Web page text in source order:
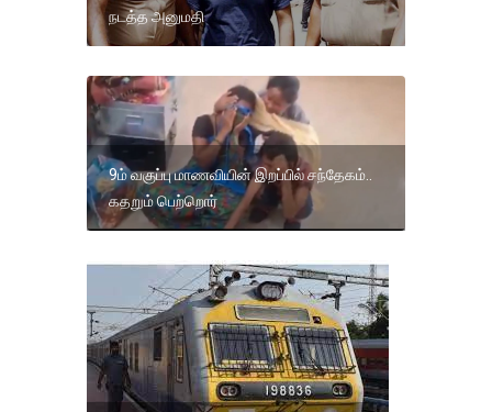
நடத்த அனுமதி
9ம் வகுப்பு மாணவியின் இறப்பில் சந்தேகம்..
கதறும் பெற்றொர்